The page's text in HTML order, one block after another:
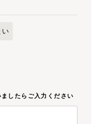
い
したらご入力ください